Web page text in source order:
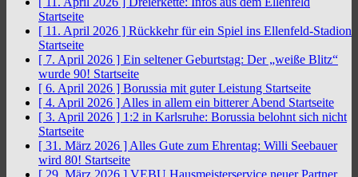
Startseite
[ 11. April 2026 ] Rückkehr für ein Spiel ins Ellenfeld-Stadion
Startseite
[ 7. April 2026 ] Ein seltener Geburtstag: Der „weiße Blitz“
wurde 90! Startseite
[ 6. April 2026 ] Borussia mit guter Leistung Startseite
[ 4. April 2026 ] Alles in allem ein bitterer Abend Startseite
[ 3. April 2026 ] 1:2 in Karlsruhe: Borussia belohnt sich nicht
Startseite
[ 31. März 2026 ] Alles Gute zum Ehrentag: Willi Seebauer
wird 80! Startseite
[ 29. März 2026 ] VEBU Hausmeisterservice neuer Partner